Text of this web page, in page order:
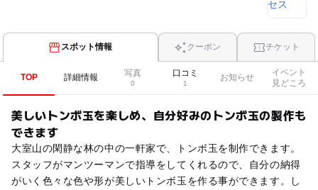
スポット情報 クーポン チケット
TOP 詳細情報 写真
0
口コミ
1
お知らせ
イベント
見どころ
美しいトンボ玉を楽しめ、自分好みのトンボ玉の製作も
できます
大室山の閑静な林の中の一軒家で、トンボ玉を制作できます。
スタッフがマンツーマンで指導をしてくれるので、自分の納得
がいく色々な色や形が美しいトンボ玉を作る事ができます。し